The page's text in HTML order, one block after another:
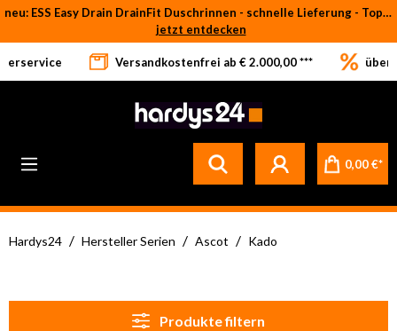
Zum Hauptinhalt springen
neu: ESS Easy Drain DrainFit Duschrinnen - schnelle Lieferung - Top-Preise
jetzt entdecken
Betrifft ausschließlich bei Bestellware-Fliesen: aufgrund der Werksferien in Italien und Spanien kommt es zu Verzögerungen bei der Verladung. Sämtliche Lagerware (sofort verfügbar) sowie alle anderen Produktgruppen versenden wir weiterhin regulär
Versandkostenfrei ab € 2.000,00 *** über
0,00 €*
Hardys24 / Hersteller Serien / Ascot / Kado
Produkte filtern